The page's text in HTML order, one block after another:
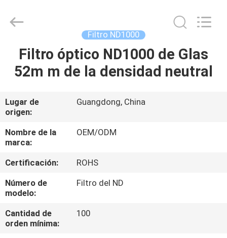
HOGAR
SOBRE
NOSOTROS
VIAJE
DE
FÁBRICA
Shadow
Technology
Reserved.
Filtro ND1000
Filtro óptico ND1000 de Glas
52m m de la densidad neutral
Lugar de
origen:
Guangdong, China
Nombre de la
marca:
OEM/ODM
Certificación:
ROHS
Número de
modelo:
Filtro del ND
Cantidad de
orden mínima:
100